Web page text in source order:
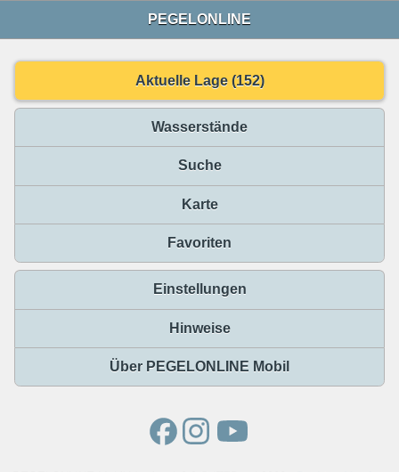
PEGELONLINE
Aktuelle Lage (152)
Wasserstände
Suche
Karte
Favoriten
Einstellungen
Hinweise
Über PEGELONLINE Mobil